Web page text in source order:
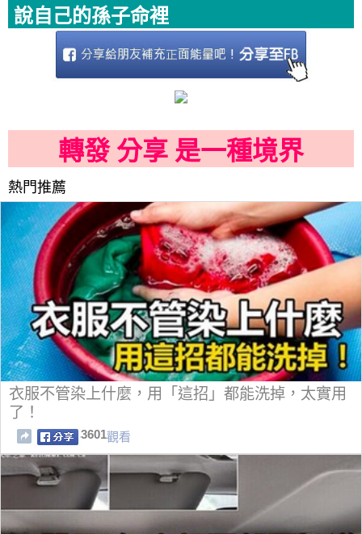
說自己的孫子命裡
轉發 分享 是一種境界
熱門推薦
衣服不管染上什麼，用「這招」都能洗掉，太實用
了！
3601觀看